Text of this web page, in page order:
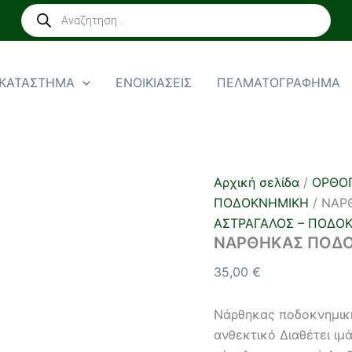
Products
search
ΚΑΤΑΣΤΗΜΑ ΕΝΟΙΚΙΑΣΕΙΣ ΠΕΛΜΑΤΟΓΡΑΦΗΜΑ
Αρχική σελίδα /
ΠΟΔΟΚΝΗΜΙΚΗ /
ΑΣΤΡΑΓΑΛΟΣ –
ΝΑΡΘΗΚΑΣ
35,00 €
Νάρθηκας
ανθεκτικό Διαθέτει
ΝΑΡΘΗΚΑΣ
”AIR-